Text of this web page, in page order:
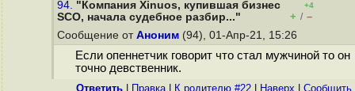
94. "Компания Xinuos, купившая бизнес
SCO, начала судебное разбир..."
+4
+ / –
Сообщение от Аноним (94), 01-Апр-21, 15:26
Если опеннетчик говорит что стал мужчиной то он
точно девственник.
Ответить Правка| К родителю #22 Наверх
Cообщить